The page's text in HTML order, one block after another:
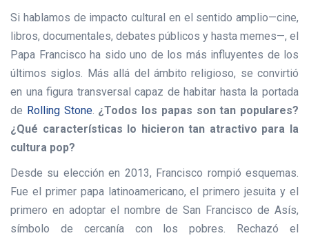
Si hablamos de impacto cultural en el sentido amplio—cine,
libros, documentales, debates públicos y hasta memes—, el
Papa Francisco ha sido uno de los más influyentes de los
últimos siglos. Más allá del ámbito religioso, se convirtió
en una figura transversal capaz de habitar hasta la portada
de Rolling Stone. ¿Todos los papas son tan populares?
¿Qué características lo hicieron tan atractivo para la
cultura pop?
Desde su elección en 2013, Francisco rompió esquemas.
Fue el primer papa latinoamericano, el primero jesuita y el
primero en adoptar el nombre de San Francisco de Asís,
símbolo de cercanía con los pobres. Rechazó el